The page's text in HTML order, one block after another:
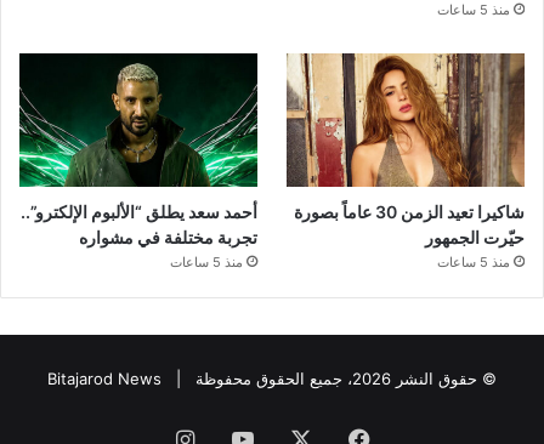
منذ 5 ساعات
شاكيرا تعيد الزمن 30 عاماً بصورة
حيّرت الجمهور
منذ 5 ساعات
أحمد سعد يطلق “الألبوم الإلكترو”..
تجربة مختلفة في مشواره
منذ 5 ساعات
© حقوق النشر 2026، جميع الحقوق محفوظة | Bitajarod News
فيسبوك ‫YouTubeانستقرام